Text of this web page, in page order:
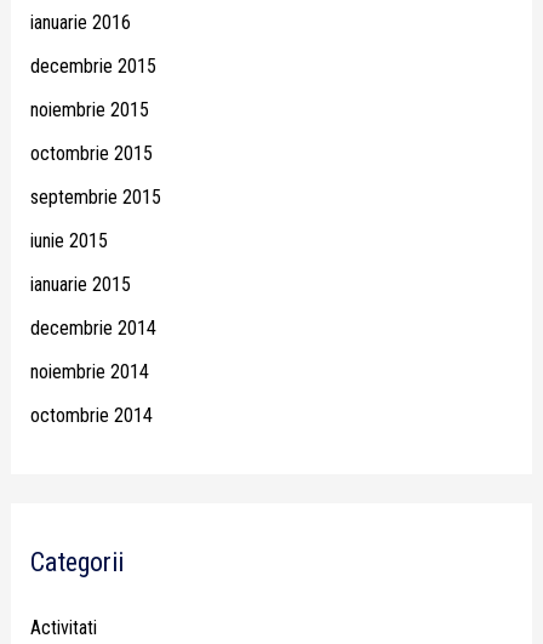
ianuarie 2016
decembrie 2015
noiembrie 2015
octombrie 2015
septembrie 2015
iunie 2015
ianuarie 2015
decembrie 2014
noiembrie 2014
octombrie 2014
Categorii
Activitati